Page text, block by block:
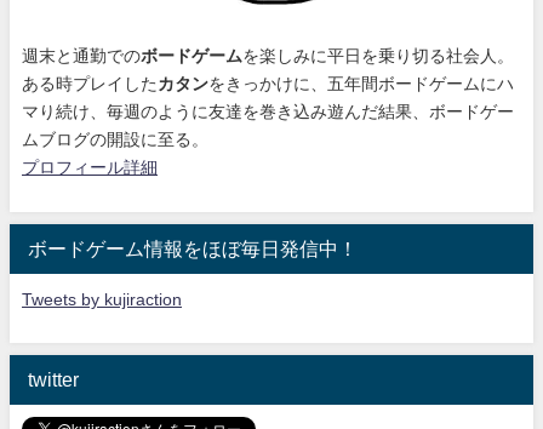
週末と通勤でのボードゲームを楽しみに平日を乗り切る社会人。
ある時プレイした カタンをきっかけに、 五年間ボードゲームにハ
マり続け 、毎週のように友達を巻き込み遊んだ結果、ボードゲー
ムブログの開設に至る。
プロフィール詳細
ボードゲーム情報をほぼ毎日発信中！
Tweets by kujiraction
twitter